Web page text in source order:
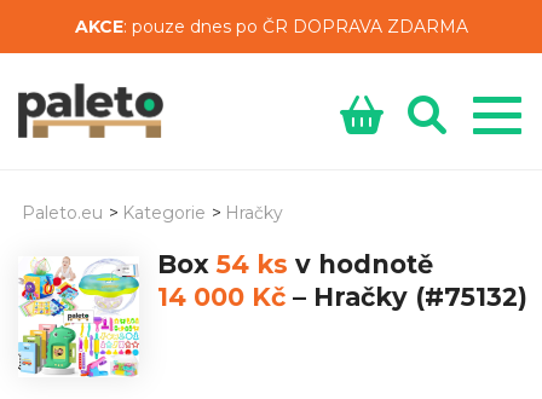
AKCE: pouze dnes po ČR DOPRAVA ZDARMA
Paleto.eu > Kategorie > Hračky
Box 54 ks v hodnotě
14 000 Kč – Hračky (#75132)